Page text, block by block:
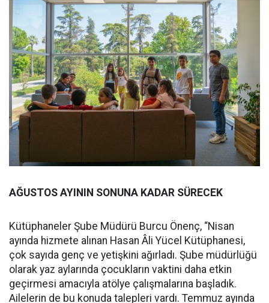
AĞUSTOS AYININ SONUNA KADAR SÜRECEK
Kütüphaneler Şube Müdürü Burcu Önenç, “Nisan
ayında hizmete alınan Hasan Âli Yücel Kütüphanesi,
çok sayıda genç ve yetişkini ağırladı. Şube müdürlüğü
olarak yaz aylarında çocukların vaktini daha etkin
geçirmesi amacıyla atölye çalışmalarına başladık.
Ailelerin de bu konuda talepleri vardı. Temmuz ayında